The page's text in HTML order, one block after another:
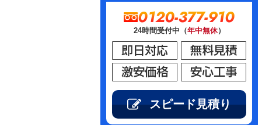
0120-377-910
24時間受付中（年中無休）
スピード見積り